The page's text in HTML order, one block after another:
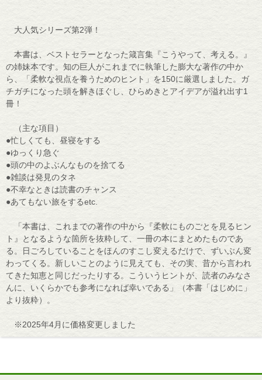
大人気シリーズ第2弾！
本書は、ベストセラーとなった箴言集『こうやって、考える。』
の姉妹本です。知の巨人がこれまでに執筆した膨大な著作の中か
ら、「柔軟な視点を養うためのヒント」を150に厳選しました。ガ
チガチになった頭を解きほぐし、ひらめきとアイデアが溢れ出す1
冊！
（主な項目）
●忙しくても、昼寝をする
●ゆっくり急ぐ
●頭の中のよぶんなものを捨てる
●雑談は発見のタネ
●不幸なときは読書のチャンス
●あてもない旅をするetc.
「本書は、これまでの著作の中から『柔軟にものごとを見るヒン
ト』となるような箇所を抜粋して、一冊の本にまとめたものであ
る。日ごろしていることをほんのすこし変えるだけで、ずいぶん変
わってくる。新しいことのように見えても、その実、昔から言われ
てきた知恵と同じだったりする。こういうヒントが、読者のみなさ
んに、いくらかでも参考になれば幸いである」（本書「はじめに」
より抜粋）。
※2025年4月に価格変更しました